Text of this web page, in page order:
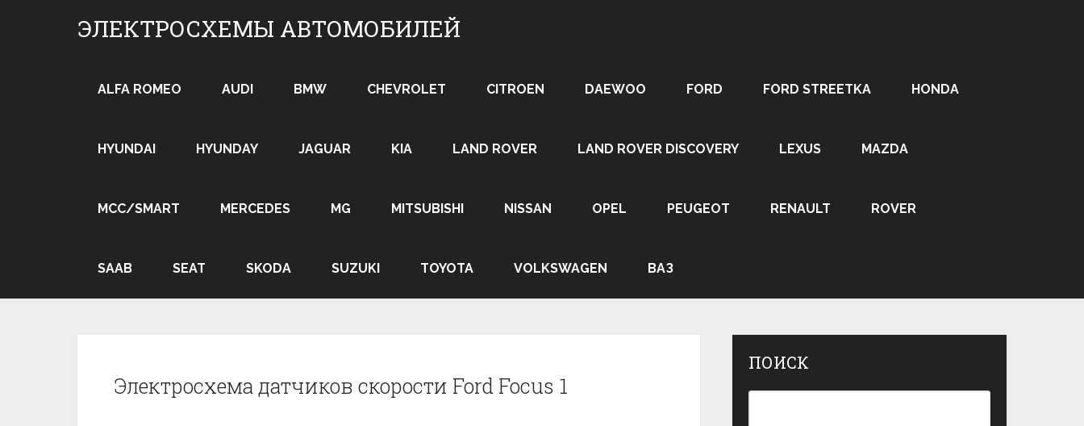
ЭЛЕКТРОСХЕМЫ АВТОМОБИЛЕЙ
ALFA ROMEO AUDI BMW CHEVROLET CITROEN DAEWOO FORD FORD STREETKA HONDA
HYUNDAI HYUNDAY JAGUAR KIA LAND ROVER LAND ROVER DISCOVERY LEXUS MAZDA
MCC/SMART MERCEDES MG MITSUBISHI NISSAN OPEL PEUGEOT RENAULT ROVER
SAAB SEAT SKODA SUZUKI TOYOTA VOLKSWAGEN ВАЗ
Электросхема датчиков скорости Ford Focus 1
ПОИСК